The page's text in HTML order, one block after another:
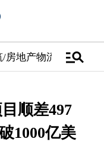
/房地产物流/配送汽车
manage_search
顺差497
1000亿美